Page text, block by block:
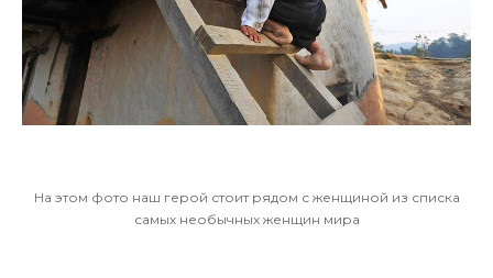
На этом фото наш герой стоит рядом с женщиной из списка
самых необычных женщин мира